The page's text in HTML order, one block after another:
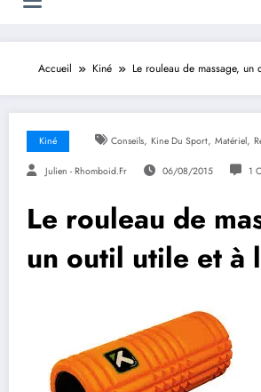
Accueil Kiné Le rouleau de massage,
Kiné Conseils, Kine Du Sport, Matériel,
Julien - Rhomboid.fr 06/08/2015 1
Le rouleau de
un outil utile et à